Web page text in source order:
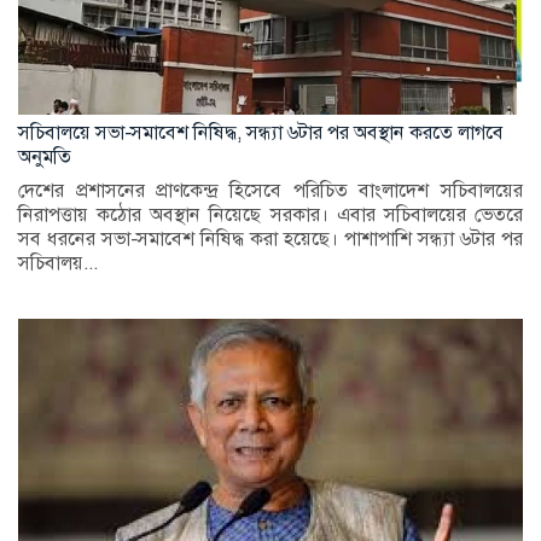
সচিবালয়ে সভা-সমাবেশ নিষিদ্ধ, সন্ধ্যা ৬টার পর অবস্থান করতে লাগবে
অনুমতি
দেশের প্রশাসনের প্রাণকেন্দ্র হিসেবে পরিচিত বাংলাদেশ সচিবালয়ের
নিরাপত্তায় কঠোর অবস্থান নিয়েছে সরকার। এবার সচিবালয়ের ভেতরে
সব ধরনের সভা-সমাবেশ নিষিদ্ধ করা হয়েছে। পাশাপাশি সন্ধ্যা ৬টার পর
সচিবালয়...